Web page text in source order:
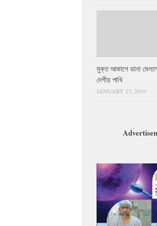
মুক্ত আকাশে ডানা
দেশীয় পাখি
JANUARY 13, 2019